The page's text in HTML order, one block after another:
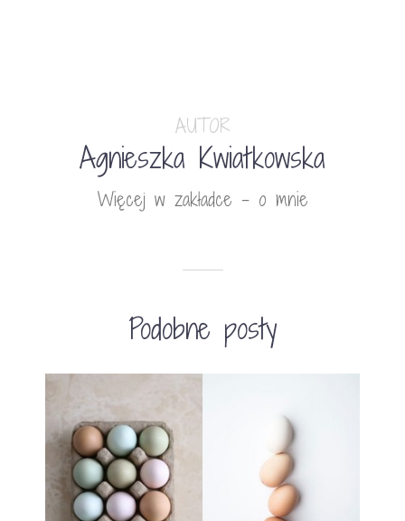
AUTOR
Agnieszka Kwiatkowska
Więcej w zakładce - o mnie
Podobne posty